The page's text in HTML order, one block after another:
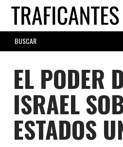
Skip
main
content
SEARCH
FORM
EL PODER
ISRAEL
ESTADOS